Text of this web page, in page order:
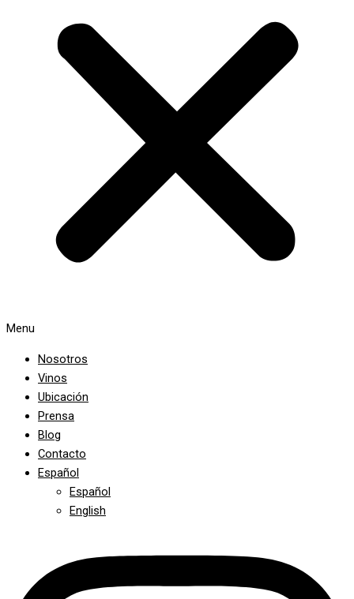
Menu
Nosotros
Vinos
Ubicación
Prensa
Blog
Contacto
Español
Español
English